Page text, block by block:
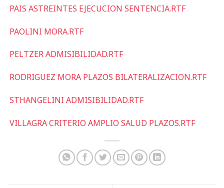
PAIS ASTREINTES EJECUCION SENTENCIA.RTF
PAOLINI MORA.RTF
PELTZER ADMISIBILIDAD.RTF
RODRIGUEZ MORA PLAZOS BILATERALIZACION.RTF
STHANGELINI ADMISIBILIDAD.RTF
VILLAGRA CRITERIO AMPLIO SALUD PLAZOS.RTF